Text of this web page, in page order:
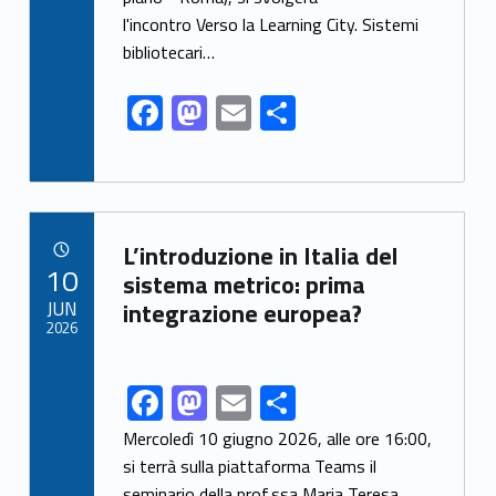
o
k
n
l'incontro Verso la Learning City. Sistemi
bibliotecari…
F
ac
e
b
o
o
k
M
as
to
d
o
n
E
m
ai
l
S
ar
e
Link identifier archive #link-archive-28588
L’introduzione in Italia del
sistema metrico: prima
integrazione europea?
Link identifier share facebook archive #share-link-archive-66792F
ac
e
M
as
to
E
m
ai
S
h
ar
Mercoledì 10 giugno 2026, alle ore 16:00,
si terrà sulla piattaforma Teams il
10
JUN
2026